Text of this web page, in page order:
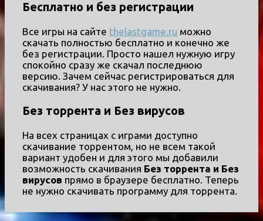
Бесплатно и без регистрации
Все игры на сайте thelastgame.ru можно
скачать полностью бесплатно и конечно же
без регистрации. Просто нашел нужную игру
спокойно сразу же скачал последнюю
версию. Зачем сейчас регистрироваться для
скачивания? У нас этого не нужно.
Без торрента и Без вирусов
На всех страницах с играми доступно
скачивание торрентом, но не всем такой
вариант удобен и для этого мы добавили
возможность скачивания Без торрента и Без
вирусов прямо в браузере бесплатно. Теперь
не нужно скачивать программу для торрента.